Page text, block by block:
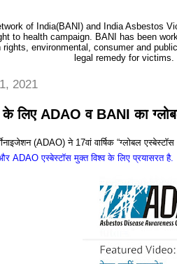
of India(BANI) and India Asbestos
to health campaign. BANI has been
rights, environmental, consumer and
legal remedy for
2021
के लिए ADAO व BANI का
(ADAO) ने 17वां वार्षिक “ग्लोबल एस्बेस्टॉस
ADAO एस्बेस्टॉस मुक्त विश्व के लिए प्रयासरत है.